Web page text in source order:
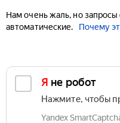
Нам очень жаль, но
автоматические.
Почему
Я не робот
Нажмите, чтобы
Yandex